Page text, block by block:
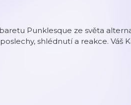
Punklesque ze světa
shlédnutí a reakce. Váš